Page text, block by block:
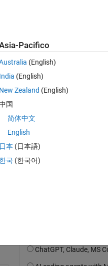
Accedi per
il 31 Mar 2026
Pacifico
(English)
India (English)
New Zealand (English)
国
简体中文
English
日本 (日本語)
한국 (한국어)